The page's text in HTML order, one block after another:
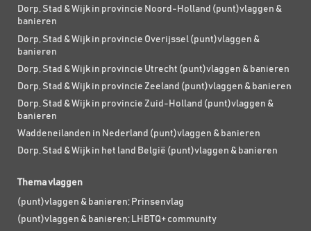
Dorp, Stad & Wijk in provincie Noord-Holland (punt)vlaggen &
banieren
Dorp, Stad & Wijk in provincie Overijssel (punt)vlaggen &
banieren
Dorp, Stad & Wijk in provincie Utrecht (punt)vlaggen & banieren
Dorp, Stad & Wijk in provincie Zeeland (punt)vlaggen & banieren
Dorp, Stad & Wijk in provincie Zuid-Holland (punt)vlaggen &
banieren
Waddeneilanden in Nederland (punt)vlaggen & banieren
Dorp, Stad & Wijk in het land België (punt)vlaggen & banieren
Thema vlaggen
(punt)vlaggen & banieren; Prinsenvlag
(punt)vlaggen & banieren; LHBTQ+ community